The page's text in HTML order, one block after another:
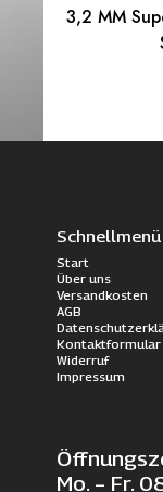
3,2 MM
Schnellmenü
Start
Über uns
Versandkosten
AGB
Kontaktformular
Widerruf
Impressum
Mo. – Fr.